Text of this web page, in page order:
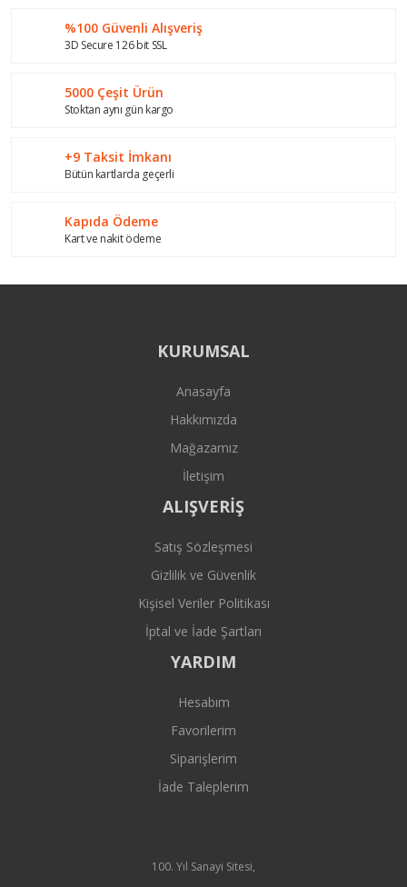
%100 Güvenli Alışveriş
3D Secure 126 bit SSL
5000 Çeşit Ürün
Stoktan aynı gün kargo
+9 Taksit İmkanı
Bütün kartlarda geçerli
Kapıda Ödeme
Kart ve nakit ödeme
KURUMSAL
Anasayfa
Hakkımızda
Mağazamız
İletişim
ALIŞVERİŞ
Satış Sözleşmesi
Gizlilik ve Güvenlik
Kişisel Veriler Politikası
İptal ve İade Şartları
YARDIM
Hesabım
Favorilerim
Siparişlerim
İade Taleplerim
100. Yıl Sanayi Sitesi,